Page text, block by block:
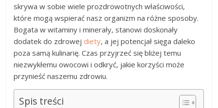
skrywa w sobie wiele prozdrowotnych właściwości,
które mogą wspierać nasz organizm na różne sposoby.
Bogata w witaminy i minerały, stanowi doskonały
dodatek do zdrowejdiety, a jej potencjał sięga daleko
poza samą kulinarię. Czas przyjrzeć się bliżej temu
niezwykłemu owocowi i odkryć, jakie korzyści może
przynieść naszemu zdrowiu.
Spis treści